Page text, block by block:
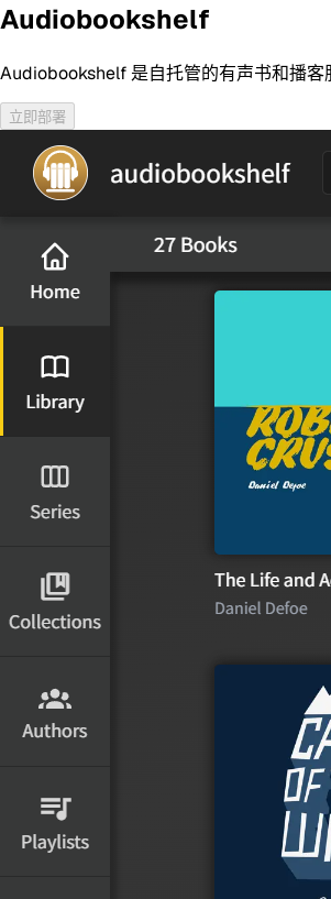
Audiobookshelf
Audiobookshelf 是自托管的有声书和播客
立即部署